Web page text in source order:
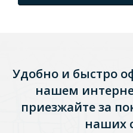
Удобно и быстро
нашем
приезжайте за
наших